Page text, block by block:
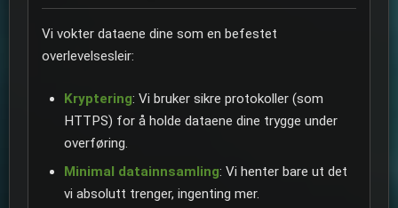
Vi vokter dataene dine som en befestet
overlevelsesleir:
Kryptering: Vi bruker sikre protokoller (som
HTTPS) for å holde dataene dine trygge under
overføring.
Minimal datainnsamling: Vi henter bare ut det
vi absolutt trenger, ingenting mer.